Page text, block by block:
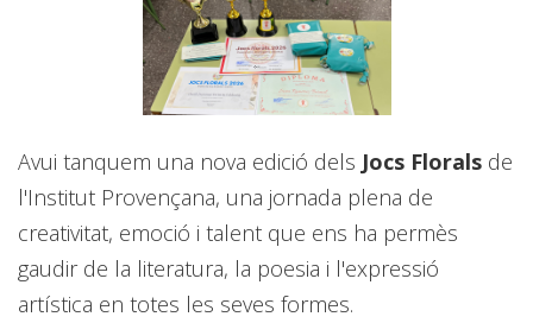
Avui tanquem una nova edició dels Jocs Florals de
l'Institut Provençana, una jornada plena de
creativitat, emoció i talent que ens ha permès
gaudir de la literatura, la poesia i l'expressió
artística en totes les seves formes.